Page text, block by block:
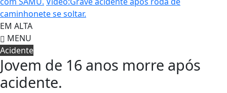
caminhonete se soltar.
EM ALTA
MENU
Acidente
Jovem de 16 anos morre após
acidente.